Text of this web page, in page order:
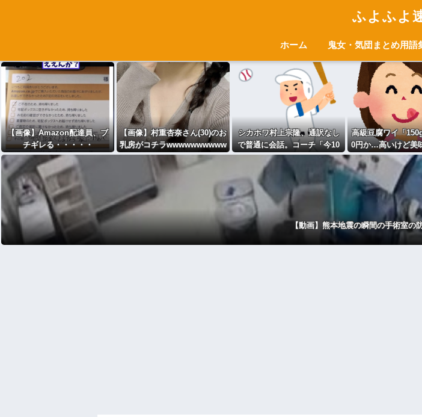
ふよふよ
ホーム 鬼女・気団まとめ用語
【画像】Amazon配達員、ブ
チギレる・・・・・
【画像】村重杏奈さん(30)のお
乳房がコチラwwwwwwwwww
ww
シカホワ村上宗隆、通訳なし
で普通に会話。コーチ「今10
段階で6ぐらい。来た時は0だ
った（笑）」
高級豆腐ワイ「
0円か…高いけど美
一丁買ってみる
【動画】熊本地震の瞬間の手術室の